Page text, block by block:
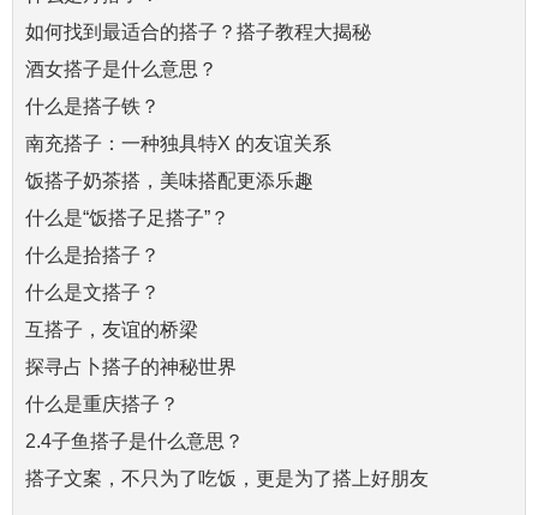
如何找到最适合的搭子？搭子教程大揭秘
酒女搭子是什么意思？
什么是搭子铁？
南充搭子：一种独具特X 的友谊关系
饭搭子奶茶搭，美味搭配更添乐趣
什么是“饭搭子足搭子”？
什么是拾搭子？
什么是文搭子？
互搭子，友谊的桥梁
探寻占卜搭子的神秘世界
什么是重庆搭子？
2.4子鱼搭子是什么意思？
搭子文案，不只为了吃饭，更是为了搭上好朋友